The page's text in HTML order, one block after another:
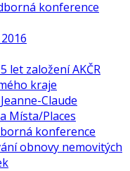
konference
let založení AKČR
kraje
Claude
Místa/Places
konference
obnovy nemovitých